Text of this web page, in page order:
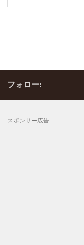
フォロー:
スポンサー広告